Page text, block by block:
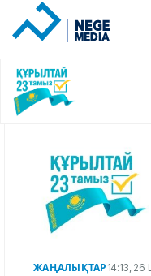
ЖАҢАЛЫҚТАР 14:13, 26